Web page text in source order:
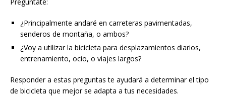
¿Principalmente andaré en carreteras pavimentadas,
senderos de montaña, o ambos?
¿Voy a utilizar la bicicleta para desplazamientos diarios,
entrenamiento, ocio, o viajes largos?
Responder a estas preguntas te ayudará a determinar el tipo
de bicicleta que mejor se adapta a tus necesidades.